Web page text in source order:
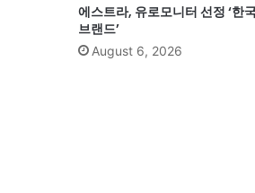
에스트라, 유로모니터 선정 ‘한
브랜드’
August 6, 2026